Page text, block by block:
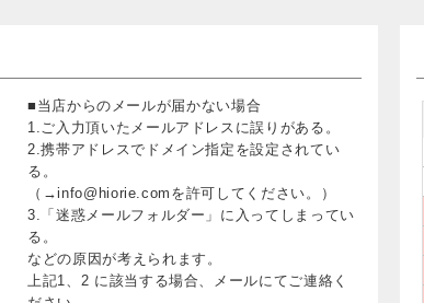
■当店からのメールが届かない場合
1.ご入力頂いたメールアドレスに誤りがある。
2.携帯アドレスでドメイン指定を設定されてい
る。
（→info@hiorie.comを許可してください。）
3.「迷惑メールフォルダー」に入ってしまってい
る。
などの原因が考えられます。
上記1、2 に該当する場合、メールにてご連絡く